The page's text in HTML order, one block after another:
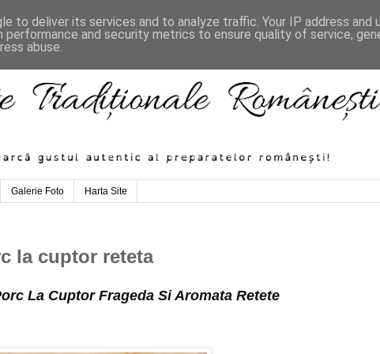
Galerie Foto Harta Site
la cuptor reteta
La Cuptor Frageda Si Aromata Retete
to deliver its services and to analyze traffic. Your IP address and
performance and security metrics to ensure quality of service,
abuse.